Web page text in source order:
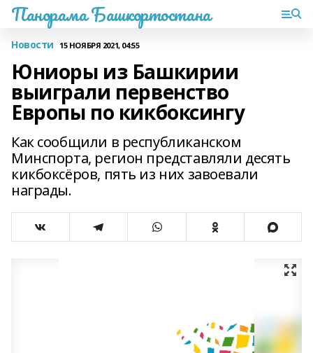
Панорама Башкортостана
Новости 15 НОЯБРЯ 2021, 04:55
Юниоры из Башкирии
выиграли первенство
Европы по кикбоксингу
Как сообщили в республиканском
Минспорта, регион представляли десять
кикбоксёров, пять из них завоевали
награды.